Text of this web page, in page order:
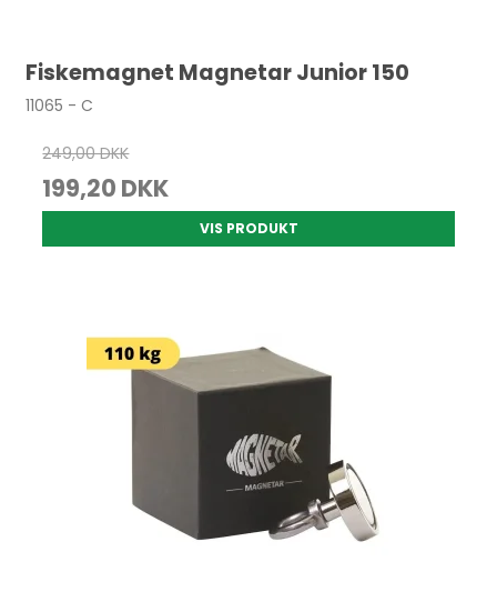
Fiskemagnet Magnetar Junior 150
11065 - C
249,00 DKK
199,20 DKK
VIS PRODUKT